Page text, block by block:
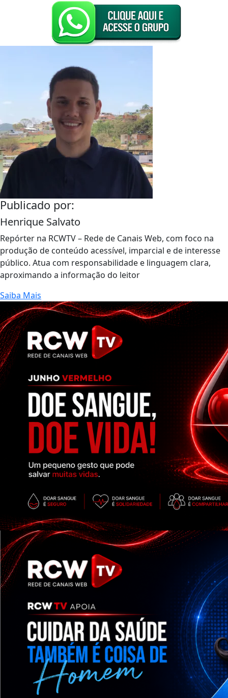
Publicado por:
Henrique Salvato
Repórter na RCWTV – Rede de Canais Web, com foco na
produção de conteúdo acessível, imparcial e de interesse
público. Atua com responsabilidade e linguagem clara,
aproximando a informação do leitor
Saiba Mais